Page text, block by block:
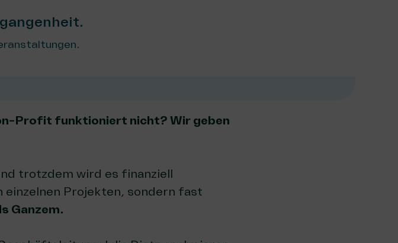
Profit funktioniert nicht? Wir geben
trotzdem wird es finanziell
einzelnen Projekten, sondern fast
Ganzem.